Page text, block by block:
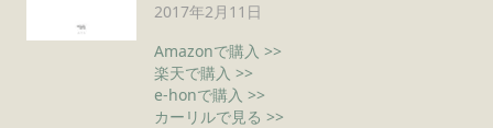
2017年2月11日
Amazonで購入 >>
楽天で購入 >>
e-honで購入 >>
カーリルで見る >>